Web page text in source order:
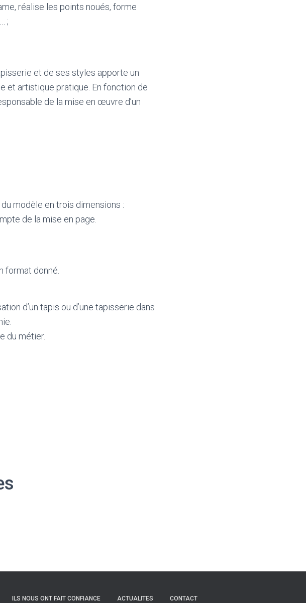
réalise les points noués, forme
;
et de ses styles apporte un
et artistique pratique. En fonction de
de la mise en œuvre d’un
modèle en trois dimensions :
de la mise en page.
format donné.
d’un tapis ou d’une tapisserie dans
du métier.
ILS NOUS ONT FAIT CONFIANCE ACTUALITES CONTACT